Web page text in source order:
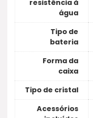
resistência à
água
Tipo de
bateria
Forma da
caixa
Tipo de cristal
Acessórios